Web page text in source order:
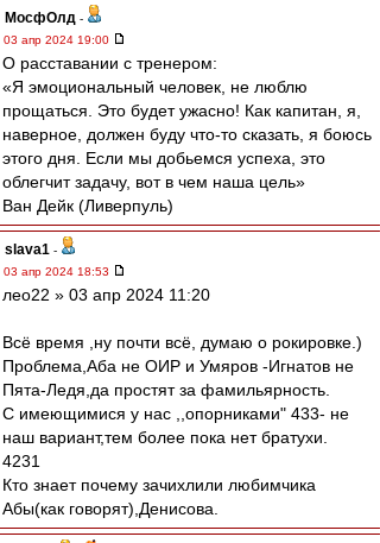
МосфОлд -
03 апр 2024 19:00
О расставании с тренером:
«Я эмоциональный человек, не люблю
прощаться. Это будет ужасно! Как капитан, я,
наверное, должен буду что-то сказать, я боюсь
этого дня. Если мы добьемся успеха, это
облегчит задачу, вот в чем наша цель»
Ван Дейк (Ливерпуль)
slava1 -
03 апр 2024 18:53
лео22 » 03 апр 2024 11:20
Всё время ,ну почти всё, думаю о рокировке.)
Проблема,Аба не ОИР и Умяров -Игнатов не
Пята-Ледя,да простят за фамильярность.
C имеющимися у нас ,,опорниками" 433- не
наш вариант,тем более пока нет братухи.
4231
Кто знает почему зачихлили любимчика
Абы(как говорят),Денисова.